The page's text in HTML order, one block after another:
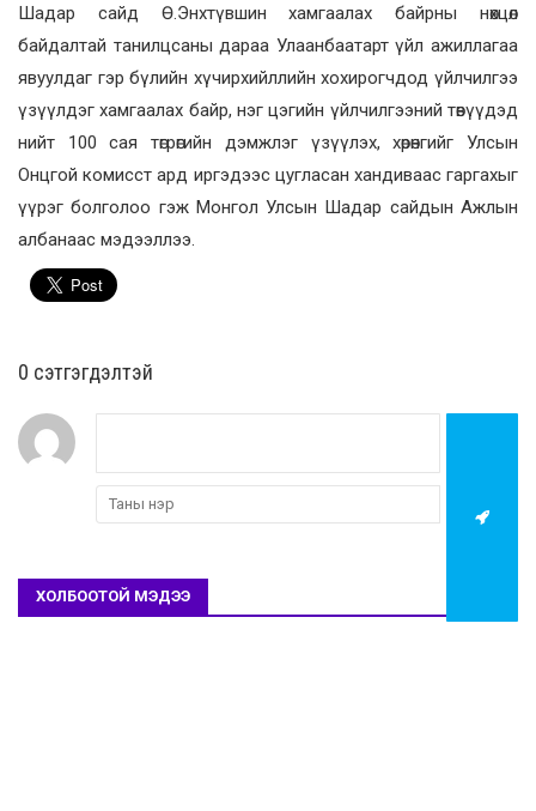
Шадар сайд Ө.Энхтүвшин хамгаалах байрны нөхцөл
байдалтай танилцсаны дараа Улаанбаатарт үйл ажиллагаа
явуулдаг гэр бүлийн хүчирхийллийн хохирогчдод үйлчилгээ
үзүүлдэг хамгаалах байр, нэг цэгийн үйлчилгээний төвүүдэд
нийт 100 сая төгрөгийн дэмжлэг үзүүлэх, хөрөнгийг Улсын
Онцгой комисст ард иргэдээс цугласан хандиваас гаргахыг
үүрэг болголоо гэж Монгол Улсын Шадар сайдын Ажлын
албанаас мэдээллээ.
0 cэтгэгдэлтэй
ХОЛБООТОЙ МЭДЭЭ